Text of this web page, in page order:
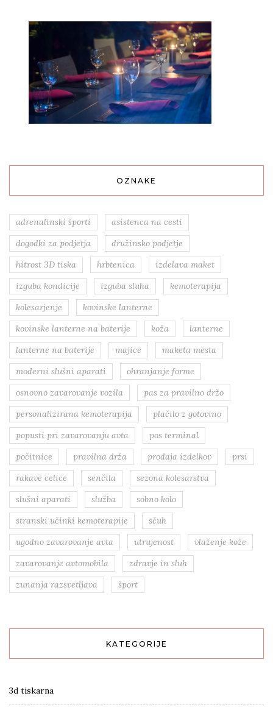
OZNAKE
adrenalinski športi
asistenca na cesti
dogodki za podjetja
družinsko podjetje
hitrost 3D tiska
hrbtenica
izdelava maket
izguba kondicije
izguba sluha
kemoterapija
kolesarjenje
kovinske lanterne
kovinske lanterne na baterije
koža
lanterne
lanterne na baterije
majice
maketa mesta
moderni slušni aparati
ohranjanje forme
osnovno zavarovanje vozila
pas za pravilno držo
personalizirana kemoterapija
plačilo z gotovino
popusti pri zavarovanju avta
pos terminal
počitnice
pravilna drža prodaja izdelkov
prsi
rakave celice
senčila
sezona kolesarstva
slušni aparati
služba
sobno kolo
stranski učinki kemoterapije
sčuh
ugodno zavarovanje avta
utrujenost
vlaženje kože
zavarovanje avtomobila
zdravje in sluh
zunanja razsvetljava
šport
KATEGORIJE
3d tiskarna